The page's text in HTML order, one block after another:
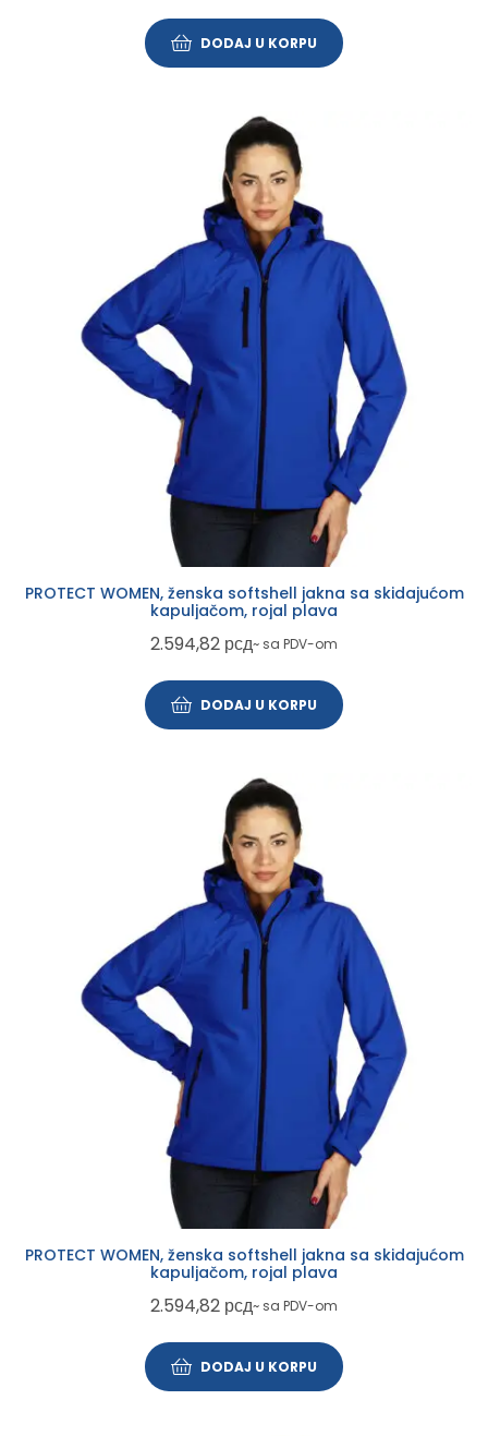
DODAJ U KORPU
PROTECT WOMEN, ženska softshell jakna sa skidajućom
kapuljačom, rojal plava
2.594,82 рсд~ sa PDV-om
DODAJ U KORPU
PROTECT WOMEN, ženska softshell jakna sa skidajućom
kapuljačom, rojal plava
2.594,82 рсд~ sa PDV-om
DODAJ U KORPU